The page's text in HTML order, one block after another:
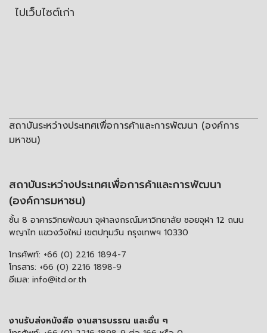
ไปเว็บไซต์เก่า
สถาบันระหว่างประเทศเพื่อการค้าและการพัฒนา (องค์การ
มหาชน)
สถาบันระหว่างประเทศเพื่อการค้าและการพัฒนา
(องค์การมหาชน)
ชั้น 8 อาคารวิทยพัฒนา จุฬาลงกรณ์มหาวิทยาลัย ซอยจุฬา 12 ถนน
พญาไท แขวงวังใหม่ เขตปทุมวัน กรุงเทพฯ 10330
โทรศัพท์: +66 (0) 2216 1894-7
โทรสาร: +66 (0) 2216 1898-9
อีเมล: info@itd.or.th
งานรับส่งหนังสือ งานสารบรรณ และอื่น ๆ